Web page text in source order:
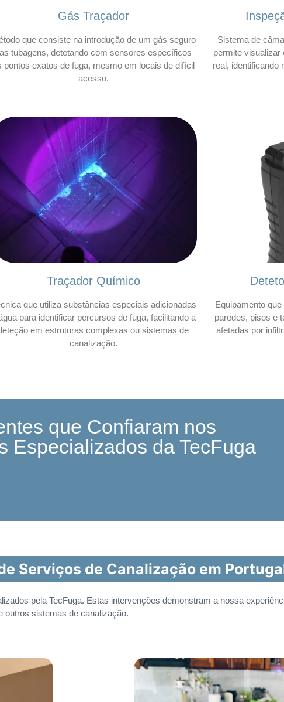
Gás Traçador
que consiste na introdução de um gás seguro
tubagens, detetando com sensores específicos
pontos exatos de fuga, mesmo em locais de difícil
acesso.
Sistema de
permite visualizar
real, identificando
Traçador Químico
que utiliza substâncias especiais adicionadas
para identificar percursos de fuga, facilitando a
em estruturas complexas ou sistemas de
canalização.
Equipamento
paredes, pisos e
afetadas por
que Confiaram nos
Especializados da TecFuga
Serviços de Canalização em
pela TecFuga. Estas intervenções demonstram a nossa
outros sistemas de canalização.